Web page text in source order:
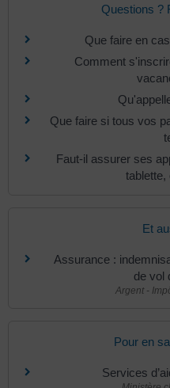
Questions ?
Que faire en
Comment
Que faire si tous vos
Faut-il assurer ses
tablette,
Et
Assurance :
de vol
Argent -
Pour en
Services